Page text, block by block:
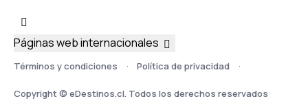
Términos y condiciones Política de privacidad
Copyright © eDestinos.cl. Todos los derechos reservados
Páginas web internacionales